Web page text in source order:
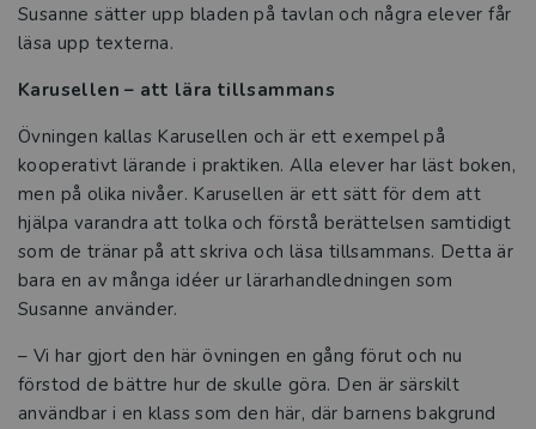
Susanne sätter upp bladen på tavlan och några elever får
läsa upp texterna.
Karusellen – att lära tillsammans
Övningen kallas Karusellen och är ett exempel på
kooperativt lärande i praktiken. Alla elever har läst boken,
men på olika nivåer. Karusellen är ett sätt för dem att
hjälpa varandra att tolka och förstå berättelsen samtidigt
som de tränar på att skriva och läsa tillsammans. Detta är
bara en av många idéer ur lärarhandledningen som
Susanne använder.
– Vi har gjort den här övningen en gång förut och nu
förstod de bättre hur de skulle göra. Den är särskilt
användbar i en klass som den här, där barnens bakgrund